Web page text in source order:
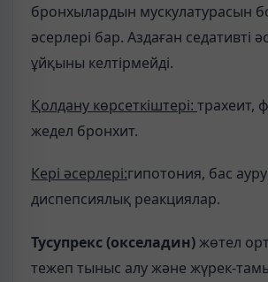
бронхылардын мускулатурасын
әсерлері бар. Аздаған седативті
ұйқыны келтірмейді.
Қолдану көрсеткіштері: трахеит,
жедел бронхит.
Кері әсерлері:гипотония, бас
диспепсиялық реакциялар.
Тусупрекс (окселадин)жөтел
тежеп тыныс алу және жүрек-